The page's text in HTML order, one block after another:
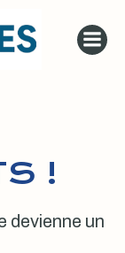
!
devienne un